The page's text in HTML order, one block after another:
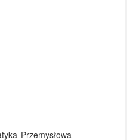
Przemysłowa